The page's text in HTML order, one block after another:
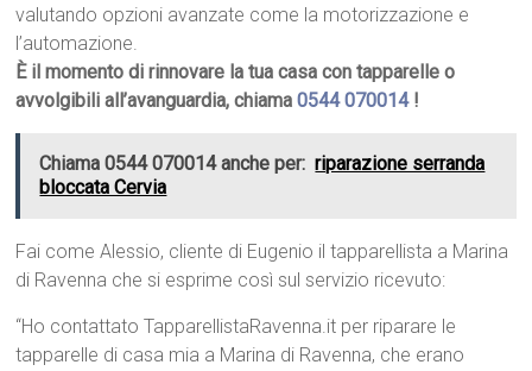
valutando opzioni avanzate come la motorizzazione e
l’automazione.
È il momento di rinnovare la tua casa con tapparelle o
avvolgibili all’avanguardia, chiama0544 070014!
Chiama 0544 070014 anche per: riparazione serranda
bloccata Cervia
Fai come Alessio, cliente di Eugenio il tapparellista a Marina
di Ravenna che si esprime così sul servizio ricevuto:
“Ho contattato TapparellistaRavenna.it per riparare le
tapparelle di casa mia a Marina di Ravenna, che erano